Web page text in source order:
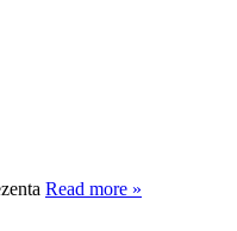
Read more »